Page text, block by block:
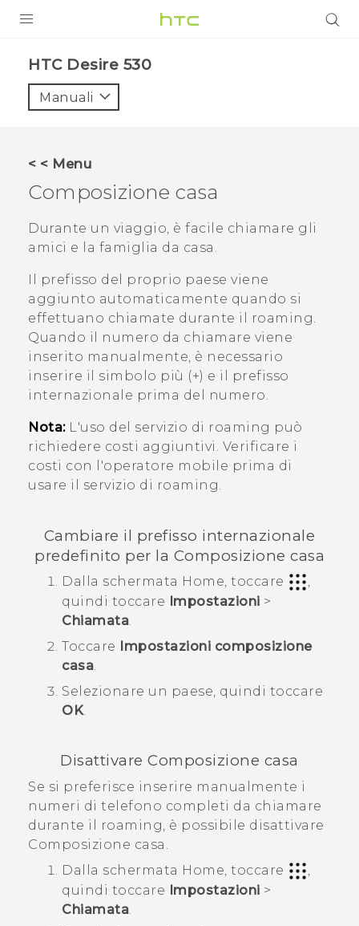
VIVE
ASSISTENZA
Accessori e dispositivi HTC
Accesso
HTC Desire 530‎
Manuali
< < Menu
Composizione casa
Durante un viaggio, è facile chiamare gli
amici e la famiglia da casa.
Il prefisso del proprio paese viene
aggiunto automaticamente quando si
effettuano chiamate durante il roaming.
Quando il numero da chiamare viene
inserito manualmente, è necessario
inserire il simbolo più (+) e il prefisso
internazionale prima del numero.
Nota:L'uso del servizio di roaming può
richiedere costi aggiuntivi. Verificare i
costi con l'operatore mobile prima di
usare il servizio di roaming.
Cambiare il prefisso internazionale
predefinito per la Composizione casa
Dalla schermata Home, toccare
,
quindi toccare
Impostazioni >
Chiamata.
Toccare
Impostazioni composizione
casa.
Selezionare un paese, quindi toccare
OK.
Disattivare Composizione casa
Se si preferisce inserire manualmente i
numeri di telefono completi da chiamare
durante il roaming, è possibile disattivare
Composizione casa.
Dalla schermata Home , toccare
quindi toccare Impostazioni >
Chiamata.